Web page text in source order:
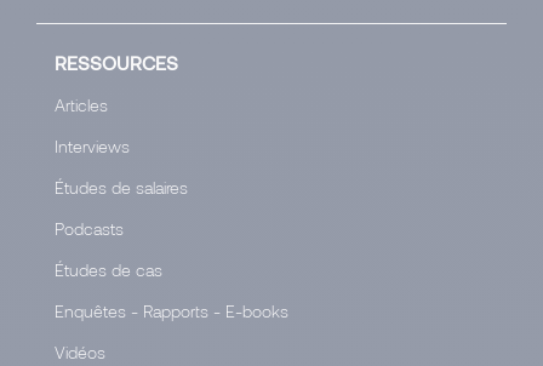
RESSOURCES
Articles
Interviews
Études de salaires
Podcasts
Études de cas
Enquêtes - Rapports - E-books
Vidéos